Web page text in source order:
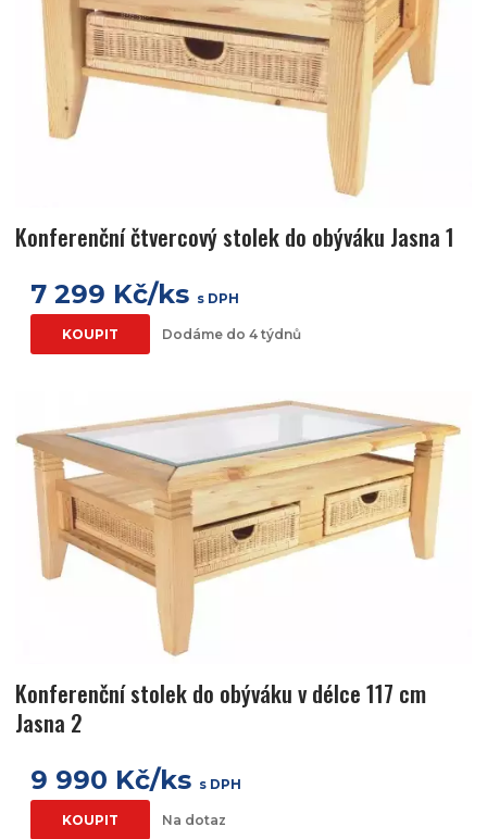
Konferenční čtvercový stolek do obýváku Jasna 1
7 299 Kč/ks s DPH
KOUPIT Dodáme do 4 týdnů
Konferenční stolek do obýváku v délce 117 cm
Jasna 2
9 990 Kč/ks s DPH
KOUPIT Na dotaz